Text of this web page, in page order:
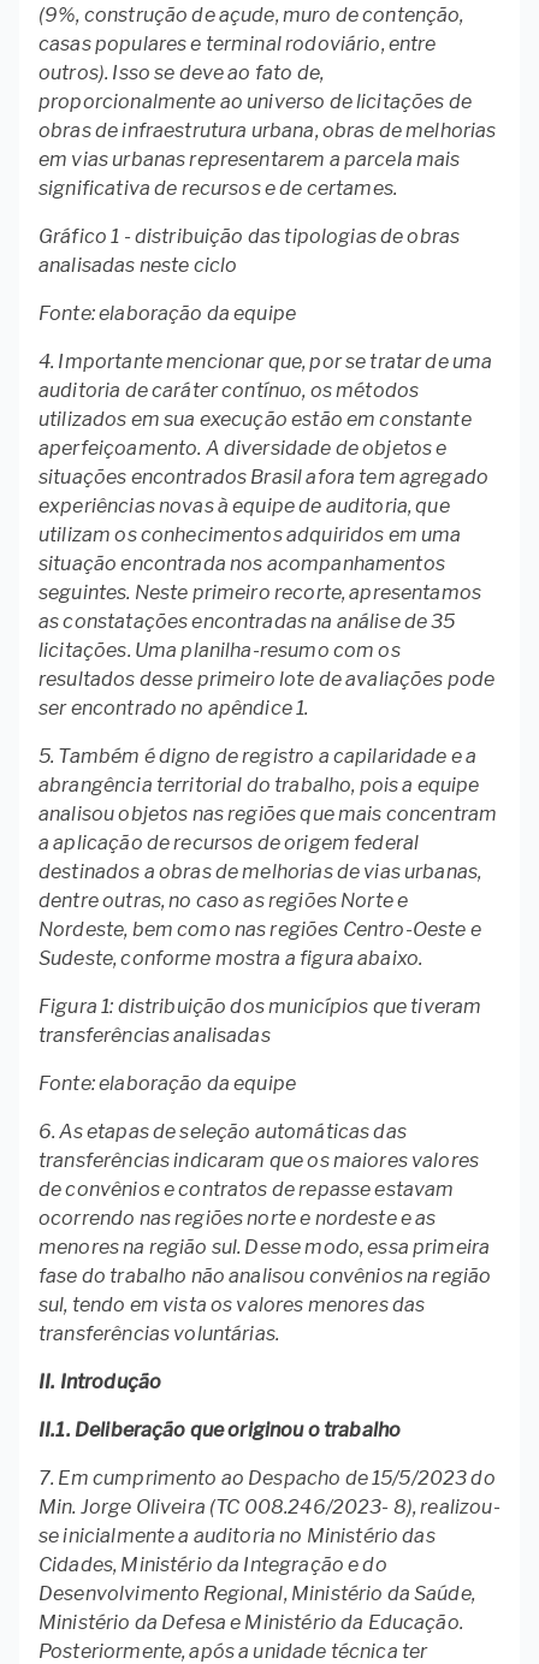
(9%, construção de açude, muro de contenção,
casas populares e terminal rodoviário, entre
outros). Isso se deve ao fato de,
proporcionalmente ao universo de licitações de
obras de infraestrutura urbana, obras de melhorias
em vias urbanas representarem a parcela mais
significativa de recursos e de certames.
Gráfico 1 - distribuição das tipologias de obras
analisadas neste ciclo
Fonte: elaboração da equipe
4. Importante mencionar que, por se tratar de uma
auditoria de caráter contínuo, os métodos
utilizados em sua execução estão em constante
aperfeiçoamento. A diversidade de objetos e
situações encontrados Brasil afora tem agregado
experiências novas à equipe de auditoria, que
utilizam os conhecimentos adquiridos em uma
situação encontrada nos acompanhamentos
seguintes. Neste primeiro recorte, apresentamos
as constatações encontradas na análise de 35
licitações. Uma planilha-resumo com os
resultados desse primeiro lote de avaliações pode
ser encontrado no apêndice 1.
5. Também é digno de registro a capilaridade e a
abrangência territorial do trabalho, pois a equipe
analisou objetos nas regiões que mais concentram
a aplicação de recursos de origem federal
destinados a obras de melhorias de vias urbanas,
dentre outras, no caso as regiões Norte e
Nordeste, bem como nas regiões Centro-Oeste e
Sudeste, conforme mostra a figura abaixo.
Figura 1: distribuição dos municípios que tiveram
transferências analisadas
Fonte: elaboração da equipe
6. As etapas de seleção automáticas das
transferências indicaram que os maiores valores
de convênios e contratos de repasse estavam
ocorrendo nas regiões norte e nordeste e as
menores na região sul. Desse modo, essa primeira
fase do trabalho não analisou convênios na região
sul, tendo em vista os valores menores das
transferências voluntárias.
II. Introdução
II.1. Deliberação que originou o trabalho
7. Em cumprimento ao Despacho de 15/5/2023 do
Min. Jorge Oliveira (TC 008.246/2023- 8), realizou-
se inicialmente a auditoria no Ministério das
Cidades, Ministério da Integração e do
Desenvolvimento Regional, Ministério da Saúde,
Ministério da Defesa e Ministério da Educação.
Posteriormente, após a unidade técnica ter